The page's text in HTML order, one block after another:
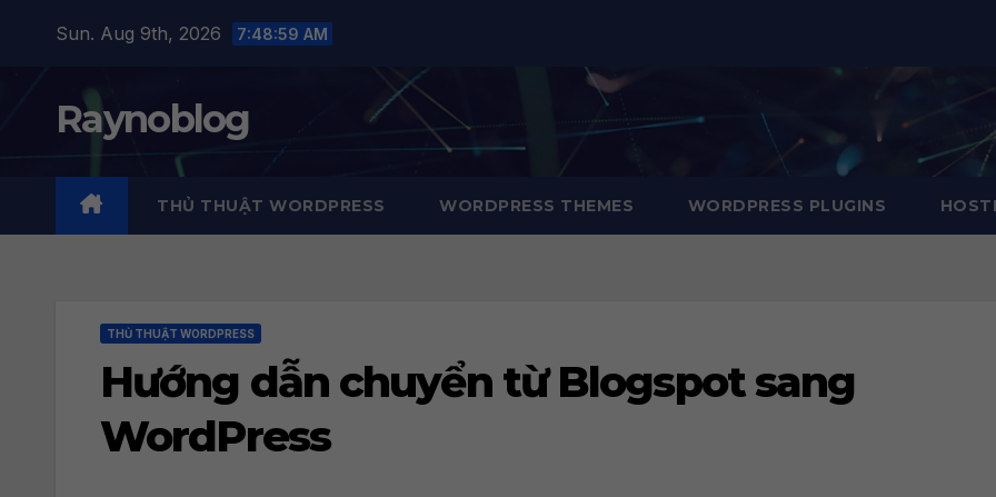
Sun. Aug 9th, 2026 7:49:00 AM
Raynoblog
THỦ THUẬT WORDPRESS WORDPRESS THEMES WORDPRESS PLUGINS
THỦ THUẬT WORDPRESS
Hướng dẫn chuyển từ Blogspot sang
WordPress